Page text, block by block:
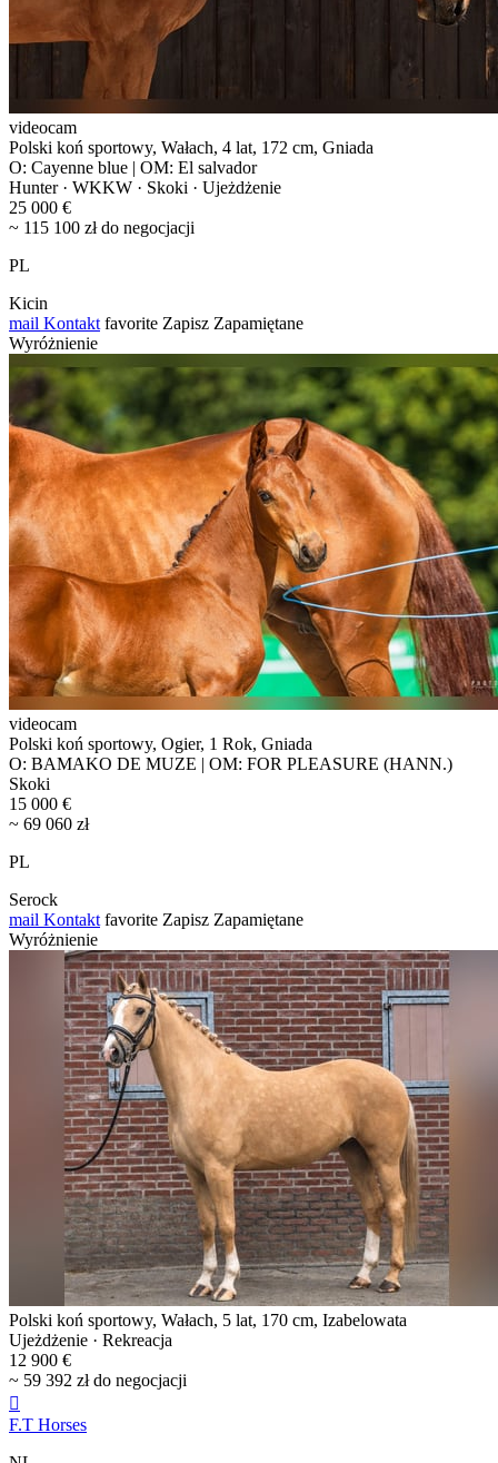
videocam
Polski koń sportowy, Wałach, 4 lat, 172 cm, Gniada
O: Cayenne blue | OM: El salvador
Hunter · WKKW · Skoki · Ujeżdżenie
25 000 €
~ 115 100 zł do negocjacji
PL
Kicin
mail Kontakt favorite Zapisz Zapamiętane
Wyróżnienie
videocam
Polski koń sportowy, Ogier, 1 Rok, Gniada
O: BAMAKO DE MUZE | OM: FOR PLEASURE (HANN.)
Skoki
15 000 €
~ 69 060 zł
PL
Serock
mail Kontakt favorite Zapisz Zapamiętane
Wyróżnienie
Polski koń sportowy, Wałach, 5 lat, 170 cm, Izabelowata
Ujeżdżenie · Rekreacja
12 900 €
~ 59 392 zł do negocjacji

F.T Horses